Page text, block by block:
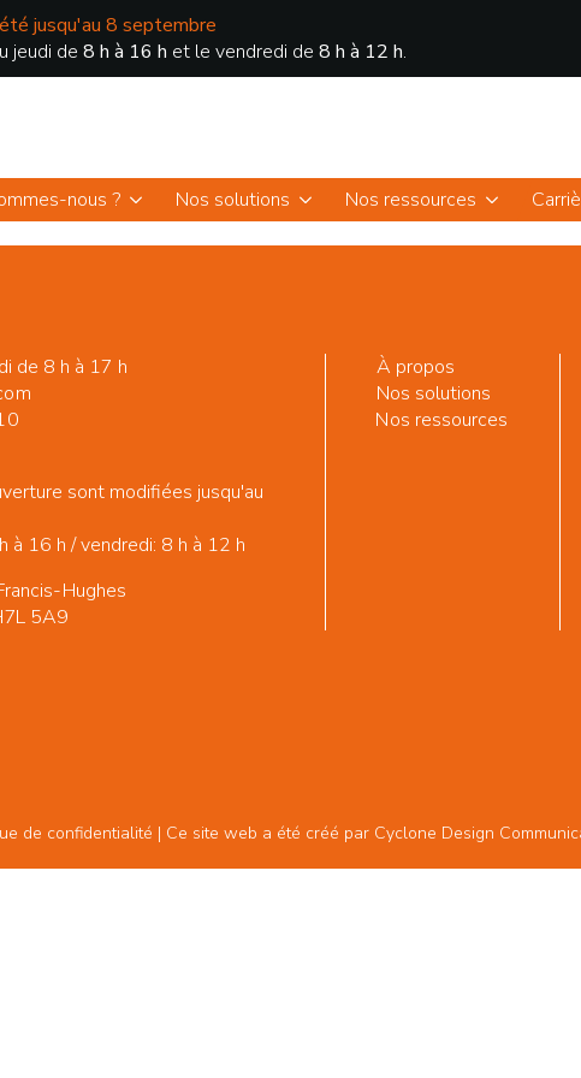
jusqu'au 8 septembre
jeudi de 8 h à 16 h et le vendredi de 8 h à 12 h.
nous ?
Nos solutions Nos ressources
de 8 h à 17 h
sont modifiées jusqu'au
à 16 h / vendredi: 8 h à 12 h
Hughes
5A9
À propos
Nos solutions
Nos ressources
de confidentialité | Ce site web a été créé par Cyclone Design